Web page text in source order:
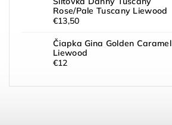
Rose/Pale Tuscany Liewood
€13,50
Čiapka Gina Golden Caramel
Liewood
€12